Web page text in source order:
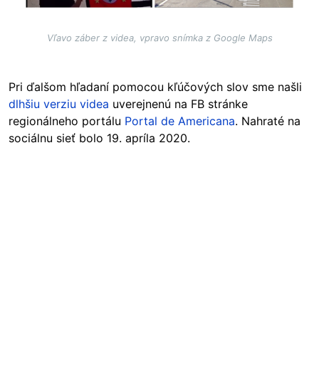
Vľavo záber z videa, vpravo snímka z Google Maps
Pri ďalšom hľadaní pomocou kľúčových slov sme našli
dlhšiu verziu videa uverejnenú na FB stránke
regionálneho portálu Portal de Americana. Nahraté na
sociálnu sieť bolo 19. apríla 2020.